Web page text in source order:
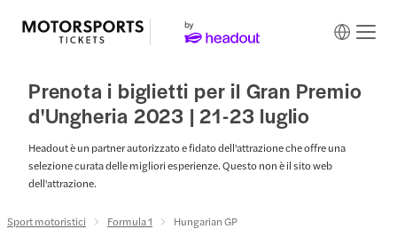
Prenota i biglietti per il Gran Premio
d'Ungheria 2023 | 21-23 luglio
Headout è un partner autorizzato e fidato dell'attrazione che offre una
selezione curata delle migliori esperienze. Questo non è il sito web
dell'attrazione.
Sport motoristici Formula 1 Hungarian GP